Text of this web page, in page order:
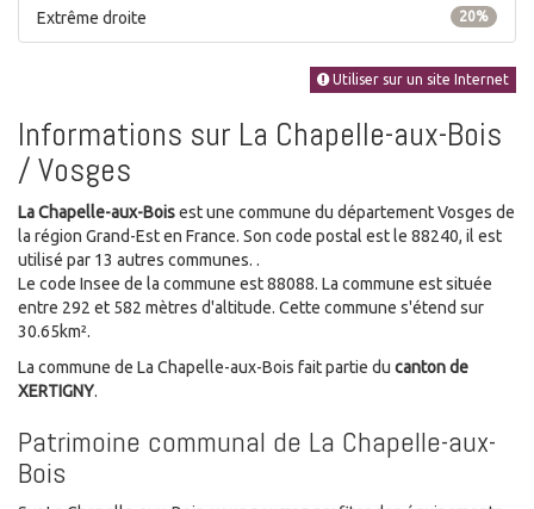
20%
Extrême droite
Utiliser sur un site Internet
Informations sur La Chapelle-aux-Bois
/ Vosges
La Chapelle-aux-Boisest une commune du département Vosges de
la région Grand-Est en France. Son code postal est le 88240, il est
utilisé par 13 autres communes. .
Le code Insee de la commune est 88088. La commune est située
entre 292 et 582 mètres d'altitude. Cette commune s'étend sur
30.65km².
La commune de La Chapelle-aux-Bois fait partie du canton de
XERTIGNY.
Patrimoine communal de La Chapelle-aux-
Bois